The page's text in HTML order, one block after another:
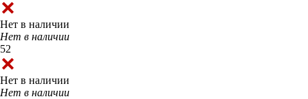
Нет в наличии
Нет в наличии
52
Нет в наличии
Нет в наличии